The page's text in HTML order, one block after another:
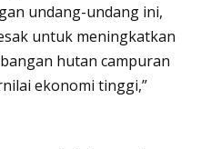
undang-undang ini,
untuk meningkatkan
hutan campuran
ekonomi tinggi,”